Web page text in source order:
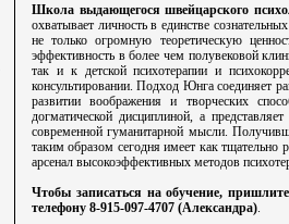
Школа выдающегося швейцарского
охватывает личность в единстве
не только огромную теоретическую
эффективность в более чем полувековой
так и к детской психотерапии и
консультировании. Подход Юнга соединяет
развитии воображения и творческих
догматической дисциплиной, а
современной гуманитарной мысли.
таким образом сегодня имеет как тщательно
арсенал высокоэффективных методов
Чтобы записаться на обучение,
телефону 8-915-097-4707 (Александра)